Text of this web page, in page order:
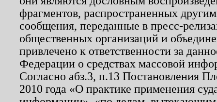
фрагментов, распространенных
сообщения, переданные в пресс-
общественных организаций и
привлечено к ответственности за
Федерации о средствах массовой
Согласно абз.3, п.13 Постановления
2010 года «О практике применения